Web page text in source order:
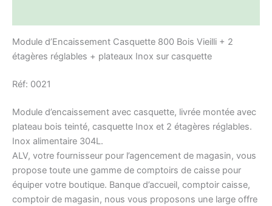
Module d’Encaissement Casquette 800 Bois Vieilli + 2
étagères réglables + plateaux Inox sur casquette
Réf: 0021
Module d’encaissement avec casquette, livrée montée avec
plateau bois teinté, casquette Inox et 2 étagères réglables.
Inox alimentaire 304L.
ALV, votre fournisseur pour l’agencement de magasin, vous
propose toute une gamme de comptoirs de caisse pour
équiper votre boutique. Banque d’accueil, comptoir caisse,
comptoir de magasin, nous vous proposons une large offre